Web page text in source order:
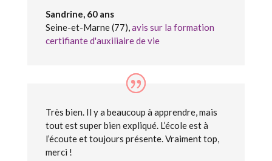
Sandrine, 60 ans
Seine-et-Marne (77),avis sur la formation
certifiante d'auxiliaire de vie
Très bien. Il y a beaucoup à apprendre, mais
tout est super bien expliqué. L’école est à
l’écoute et toujours présente. Vraiment top,
merci !